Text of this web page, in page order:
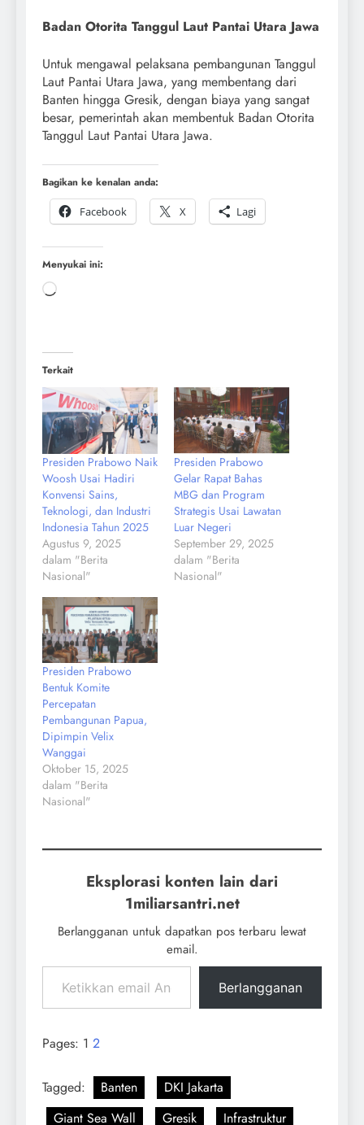
Badan Otorita Tanggul Laut Pantai Utara Jawa
Untuk mengawal pelaksana pembangunan Tanggul
Laut Pantai Utara Jawa, yang membentang dari
Banten hingga Gresik, dengan biaya yang sangat
besar, pemerintah akan membentuk Badan Otorita
Tanggul Laut Pantai Utara Jawa.
Bagikan ke kenalan anda:
Facebook
X Lagi
Menyukai ini:
Terkait
Presiden Prabowo Naik
Woosh Usai Hadiri
Konvensi Sains,
Teknologi, dan Industri
Indonesia Tahun 2025
Agustus 9, 2025
dalam "Berita
Nasional"
Presiden Prabowo
Gelar Rapat Bahas
MBG dan Program
Strategis Usai Lawatan
Luar Negeri
September 29, 2025
dalam "Berita
Nasional"
Presiden Prabowo
Bentuk Komite
Percepatan
Pembangunan Papua,
Dipimpin Velix
Wanggai
Oktober 15, 2025
dalam "Berita
Nasional"
Eksplorasi konten lain dari
1miliarsantri.net
Berlangganan untuk dapatkan pos terbaru lewat
email.
Berlangganan
Pages: 1 2
Tagged: Banten
DKI Jakarta
Giant Sea Wall
Gresik Infrastruktur